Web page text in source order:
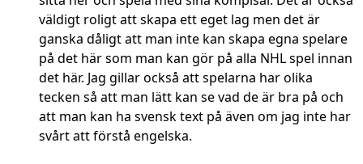
väldigt roligt att skapa ett eget lag men det är
ganska dåligt att man inte kan skapa egna spelare
på det här som man kan gör på alla NHL spel innan
det här. Jag gillar också att spelarna har olika
tecken så att man lätt kan se vad de är bra på och
att man kan ha svensk text på även om jag inte har
svårt att förstå engelska.